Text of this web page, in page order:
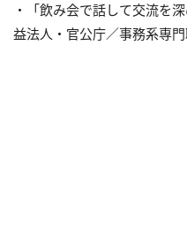
・「飲み会で話して交流を
益法人・官公庁／事務系専門